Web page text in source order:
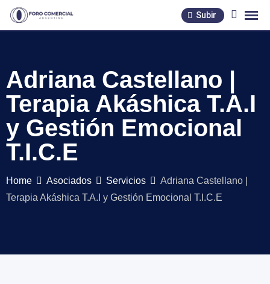
Skip
Subir
Adriana Castellano |
Terapia Akáshica T.A.I
y Gestión Emocional
T.I.C.E
Home Asociados Servicios
Adriana Castellano |
Terapia Akáshica T.A.I y Gestión Emocional T.I.C.E